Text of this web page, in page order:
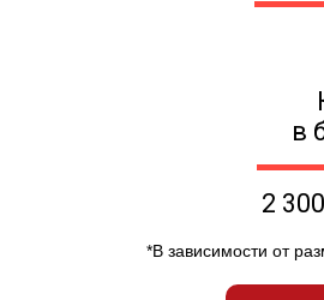
в
2
*В зависимости от